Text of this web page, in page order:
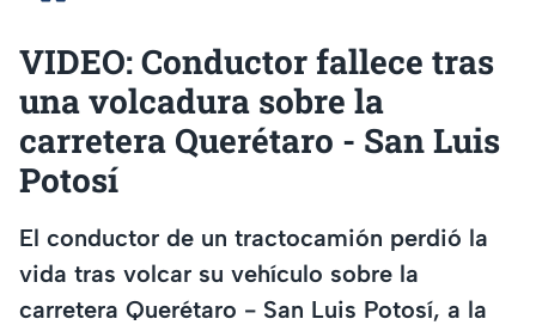
VIDEO: Conductor fallece tras
una volcadura sobre la
carretera Querétaro - San Luis
Potosí
El conductor de un tractocamión perdió la
vida tras volcar su vehículo sobre la
carretera Querétaro - San Luis Potosí, a la